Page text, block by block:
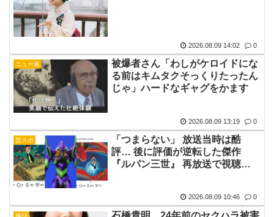
2026.08.09 14:02 0
ニュー速
被爆者さん「わしがケロイドにな
る前はキムタクそっくりたったん
じゃ」ハードなギャグをかます
2026.08.09 13:19 0
芸スポ
「つまらない」 放送当時は酷
評… 後に評価が逆転した傑作
『ルパン三世』 再放送で視聴率
2026.08.09 10:46 0